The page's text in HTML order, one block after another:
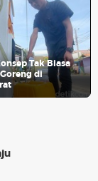
Tak Biasa
di